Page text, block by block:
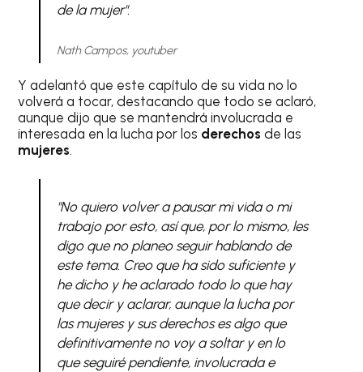
de la mujer".
Nath Campos, youtuber
Y adelantó que este capítulo de su vida no lo
volverá a tocar, destacando que todo se aclaró,
aunque dijo que se mantendrá involucrada e
interesada en la lucha por los derechos de las
mujeres.
"No quiero volver a pausar mi vida o mi
trabajo por esto, así que, por lo mismo, les
digo que no planeo seguir hablando de
este tema. Creo que ha sido suficiente y
he dicho y he aclarado todo lo que hay
que decir y aclarar, aunque la lucha por
las mujeres y sus derechos es algo que
definitivamente no voy a soltar y en lo
que seguiré pendiente, involucrada e